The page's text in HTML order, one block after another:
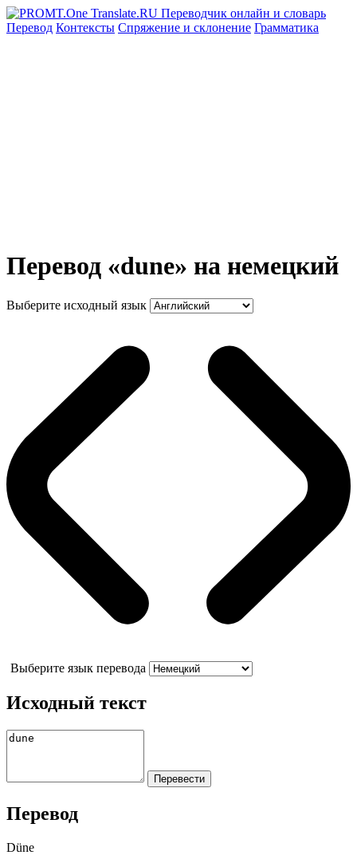
Перевод Контексты Спряжение и склонение Грамматика
Перевод «dune» на немецкий
Выберите исходный язык
Выберите язык перевода
Исходный текст
Перевод
Düne